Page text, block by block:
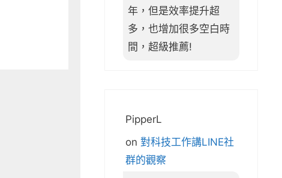
年，但是效率提升超
多，也增加很多空白時
間，超級推薦!
PipperL
on 對科技工作講LINE社
群的觀察